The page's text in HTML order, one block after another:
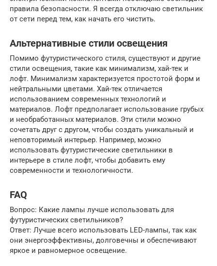
правила безопасности. Я всегда отключаю светильник
от сети перед тем, как начать его чистить.
Альтернативные стили освещения
Помимо футуристического стиля, существуют и другие
стили освещения, такие как минимализм, хай-тек и
лофт. Минимализм характеризуется простотой форм и
нейтральными цветами. Хай-тек отличается
использованием современных технологий и
материалов. Лофт предполагает использование грубых
и необработанных материалов. Эти стили можно
сочетать друг с другом, чтобы создать уникальный и
неповторимый интерьер. Например, можно
использовать футуристические светильники в
интерьере в стиле лофт, чтобы добавить ему
современности и технологичности.
FAQ
Вопрос: Какие лампы лучше использовать для
футуристических светильников?
Ответ: Лучше всего использовать LED-лампы, так как
они энергоэффективны, долговечны и обеспечивают
яркое и равномерное освещение.